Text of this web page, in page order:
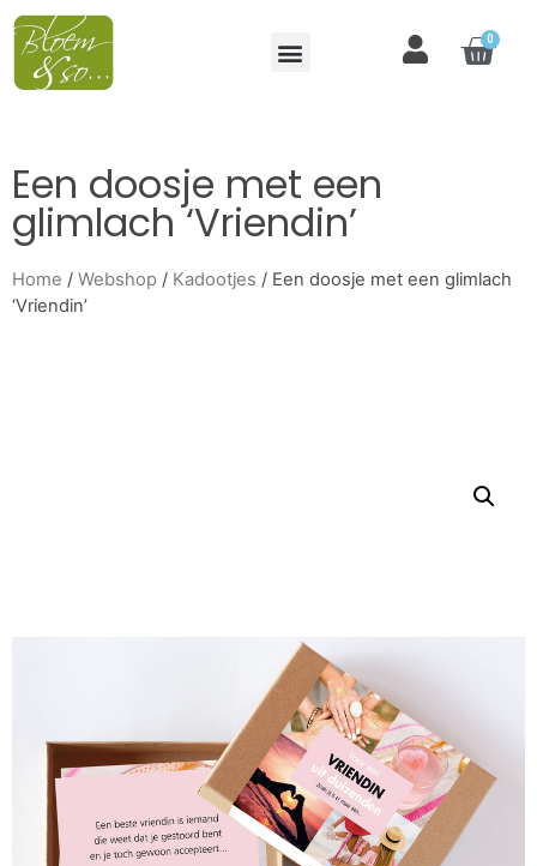
0
Een doosje met een
glimlach ‘Vriendin’
Home / Webshop / Kadootjes / Een doosje met een glimlach
‘Vriendin’